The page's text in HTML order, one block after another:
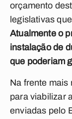
orçamento
legislativas
Atualmente o
instalação de
que poderiam
Na frente mais
para viabilizar
enviadas pelo